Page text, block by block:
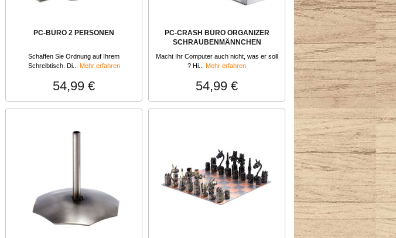
PC-BÜRO 2 PERSONEN
Schaffen Sie Ordnung auf Ihrem
Schreibtisch. Di...
Mehr erfahren
54,99 €
PC-CRASH BÜRO ORGANIZER
SCHRAUBENMÄNNCHEN
Macht Ihr Computer auch nicht, was er soll
? Hi... Mehr erfahren
54,99 €